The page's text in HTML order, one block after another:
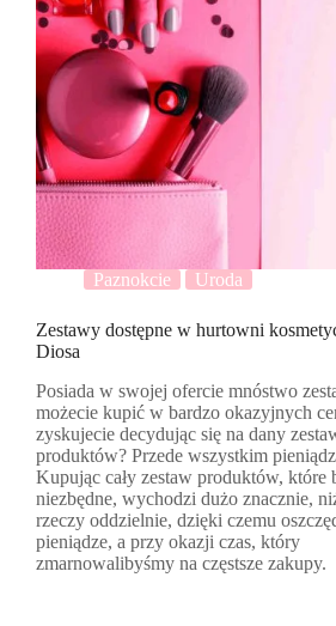
Paznokcie Uroda
Zestawy dostępne w hurtowni
Diosa
Posiada w swojej ofercie mnóstwo
możecie kupić w bardzo okazyjnych
zyskujecie decydując się na dany
produktów? Przede wszystkim
Kupując cały zestaw produktów, które
niezbędne, wychodzi dużo znacznie,
rzeczy oddzielnie, dzięki czemu
pieniądze, a przy okazji czas, który
zmarnowalibyśmy na częstsze zakupy.